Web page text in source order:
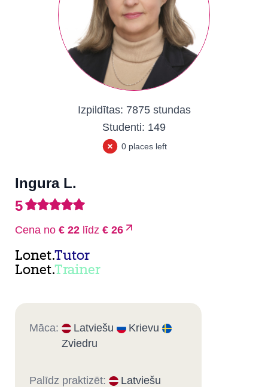
Izpildītas: 7875 stundas
Studenti: 149
0 places left
Ingura L.
5
Cena no € 22 līdz € 26
Lonet.Tutor
Lonet.Trainer
Māca: Latviešu
Krievu
Zviedru
Palīdz praktizēt: Latviešu